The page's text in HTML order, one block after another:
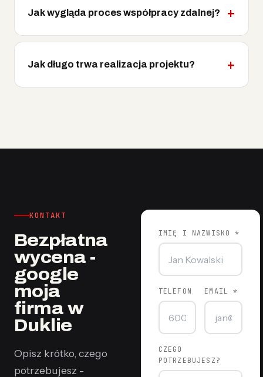
Jak wygląda proces współpracy zdalnej?
Jak długo trwa realizacja projektu?
KONTAKT
Bezpłatna
wycena -
google
moja
firma w
Duklie
Opisz krótko, czego
potrzebujesz -
IMIĘ I NAZWISKO *
TELEFON EMAIL *
CZEGO
POTRZEBUJESZ?